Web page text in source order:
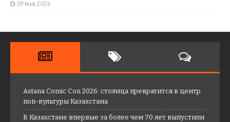
29 мая, 2026
Astana Comic Con 2026: столица превратится в центр
поп-культуры Казахстана
В Казахстане впервые за более чем 70 лет выпустили